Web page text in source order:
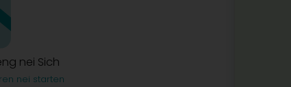
nei Sich
nei starten